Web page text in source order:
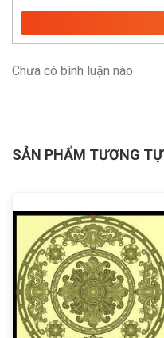
Chưa có bình luận nào
SẢN PHẨM TƯƠNG TỰ